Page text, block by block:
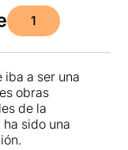
1
iba a ser una
obras
de la
sido una